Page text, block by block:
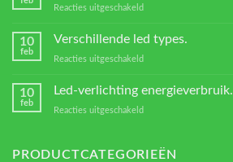
verlichting
Reacties uitgeschakeld
Transformators?
10
feb
Verschillende led types.
Reacties uitgeschakeld
10
feb
Led-verlichting energieverbruik.
Reacties uitgeschakeld
energieverbruik.
PRODUCTCATEGORIEËN